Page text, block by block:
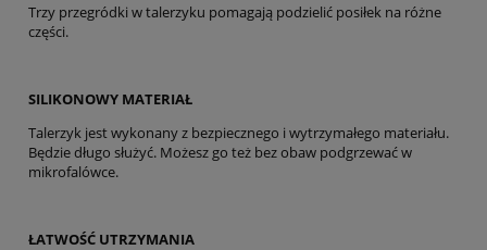
Trzy przegródki w talerzyku pomagają podzielić posiłek na różne
części.
SILIKONOWY MATERIAŁ
Talerzyk jest wykonany z bezpiecznego i wytrzymałego materiału.
Będzie długo służyć. Możesz go też bez obaw podgrzewać w
mikrofalówce.
ŁATWOŚĆ UTRZYMANIA